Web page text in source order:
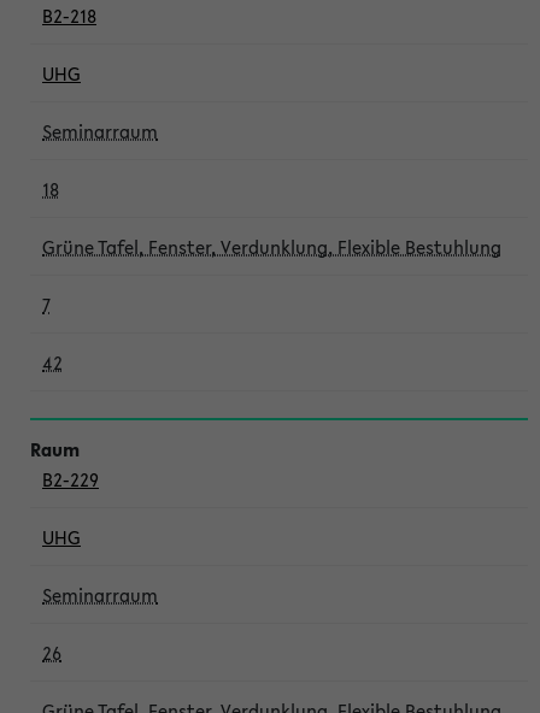
B2-218
UHG
Seminarraum
18
Grüne Tafel, Fenster, Verdunklung, Flexible Bestuhlung
7
42
B2-229
UHG
Seminarraum
26